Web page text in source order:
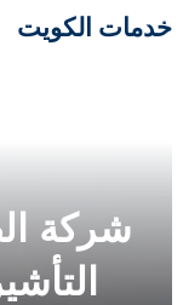
خدمات الكويت
شركة